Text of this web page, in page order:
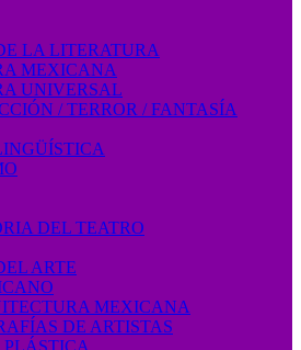
LA LITERATURA
MEXICANA
UNIVERSAL
/ TERROR / FANTASÍA
DEL TEATRO
ARTE
MEXICANA
DE ARTISTAS
PLÁSTICA